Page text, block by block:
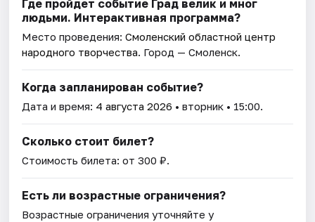
Где пройдет событие Град велик и мног
людьми. Интерактивная программа?
Место проведения:Смоленский областной центр
народного творчества. Город — Смоленск.
Когда запланирован событие?
Дата и время: 4 августа 2026 • вторник • 15:00.
Сколько стоит билет?
Стоимость билета: от 300 ₽.
Есть ли возрастные ограничения?
Возрастные ограничения уточняйте у